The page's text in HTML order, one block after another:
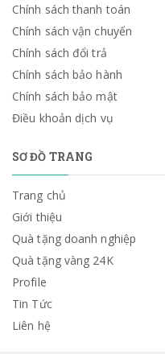
Chính sách thanh toán
Chính sách vận chuyển
Chính sách đổi trả
Chính sách bảo hành
Chính sách bảo mật
Điều khoản dịch vụ
SƠ ĐỒ TRANG
Trang chủ
Giới thiệu
Quà tặng doanh nghiệp
Quà tặng vàng 24K
Profile
Tin Tức
Liên hệ